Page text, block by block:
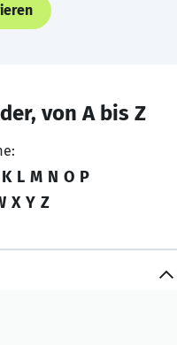
von A bis Z
K L M N O P
X Y Z